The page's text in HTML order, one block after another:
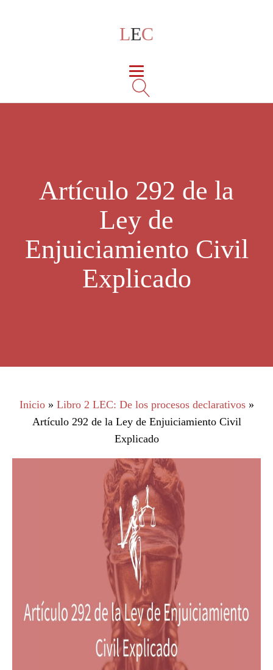
LEC
Artículo 292 de la
Ley de
Enjuiciamiento Civil
Explicado
Inicio» Libro 2 LEC: De los procesos declarativos»
Artículo 292 de la Ley de Enjuiciamiento Civil
Explicado